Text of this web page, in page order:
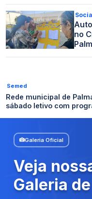
no
Semed
Rede municipal de
sábado letivo com
Galeria Oficial
Veja
Galeria